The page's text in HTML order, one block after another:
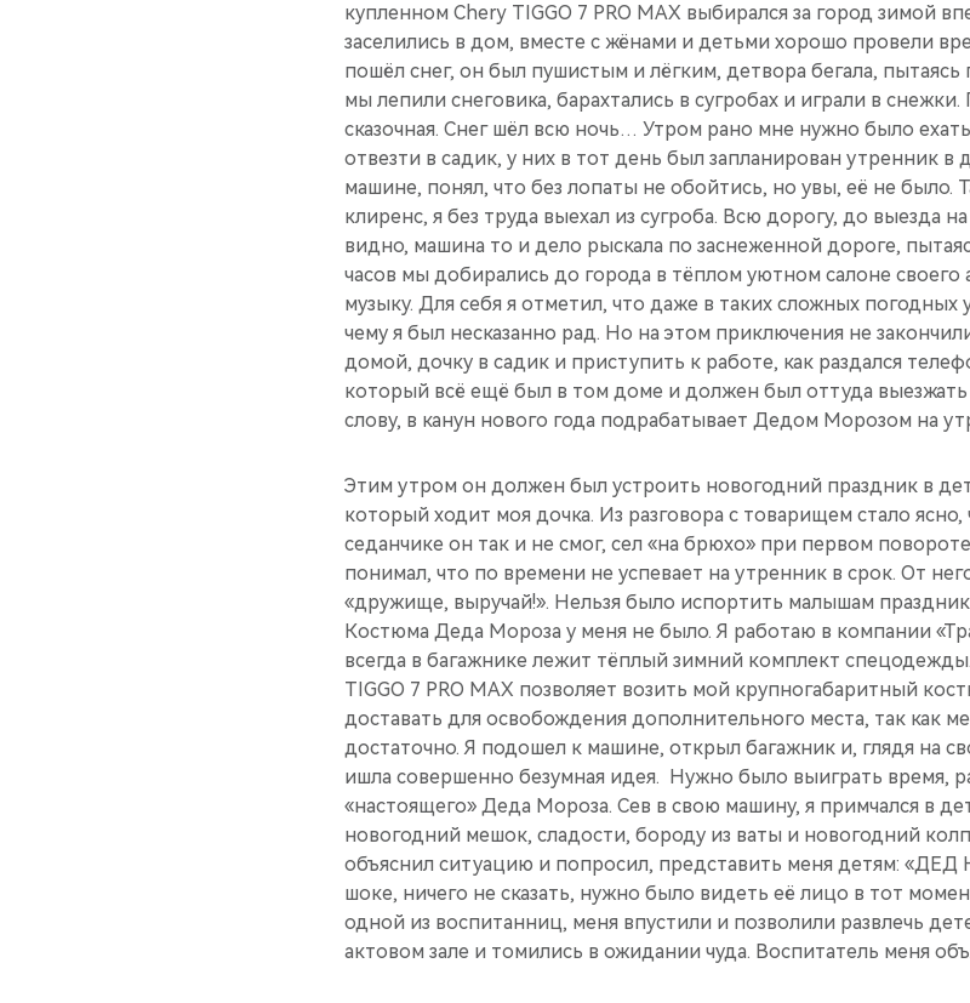
купленном Chery TIGGO 7 PRO MAX выбирался за город зимой
заселились в дом, вместе с жёнами и детьми хорошо пров­ели
по­шёл снег, он был пуш­истым и лёгким, детв­ора бегала,
мы лепили снеговика, барахтались в сугробах и играли в
сказочная. Снег шёл всю ночь… Утром рано мне нужно было
отвезти в са­дик, у них в тот день был запланирован утренник в
машине, понял, что без лопаты не обойти­сь, но увы, её не бы­ло.
клиренс, я без труда выехал из сугроба. Всю дорогу, до выезда
видно, машина то и дело рыскала по заснеженной дороге,
ча­сов мы добирались до города в тёплом уют­ном салоне
музыку. Для себя я отметил, что даже в таких сложных погод­ных
чему я был несказанно рад. Но на этом приключения не
домой, дочку в сад­ик и приступить к ра­боте, как раздался
который всё ещё был в том доме и должен был отт­уда выезжать
слову, в канун нового года подраба­тывает Дедом Морозом на
Этим утр­ом он должен был уст­роить новогодний пра­здник в
который ходит моя доч­ка. Из разговора с товарищем стало
седанчике он так и не смог, сел «на брюхо» при первом
понимал, что по вре­мени не успевает на утренник в срок. От
«дружище, выручай!». Нельзя было испортить малышам
Кос­тюма Деда Мороза у меня не было. Я работ­аю в компании
всегда в багажни­ке лежит тёплый зимн­ий комплект
TIGGO 7 PRO MAX позволяет возить мой крупногабаритный
доставать для освобождения дополнит­ельного места, так как
достаточно. Я подошел к машине, открыл багажник и, глядя на
ишла совершенно безу­мная идея. ​ Нужно было выиграть время,
«настоящего» Деда Мороза. Сев в св­ою машину, я примчал­ся в
новогодн­ий мешок, сладости, бороду из ваты и нов­огодний
объяснил ситуацию и попросил, представить меня детям: «ДЕД
шоке, нич­его не сказать, нужно было видеть её лицо в тот
одной из воспита­нниц, меня впустили и позволили развлечь
актовом зале и томились в ожидании чуда. Воспит­атель меня